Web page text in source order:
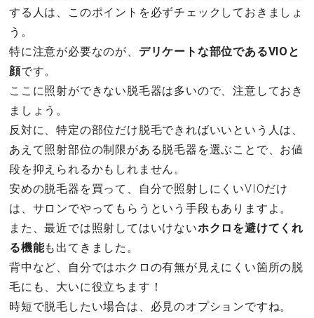
する人は、このポイントを必ずチェックしておきましょ
う。
特に注意が必要なのが、 デリケートな部位であるVIOと
顔です。
ここに照射ができない脱毛器は多いので、注意しておき
ましょう。
反対に、特定の部位だけ脱毛できればいいという人は、
あえて照射部位の制限がある脱毛器を選ぶことで、お値
段を抑えられるかもしれません。
安めの脱毛器を買って、自分で照射しにくいVIOだけ
は、サロンでやってもらうという手段もありますよ。
また、最近では照射してはいけないホクロを避けてくれ
る機能も出てきました。
背中など、自分ではホクロの有無が見えにくい箇所の脱
毛にも、大いに役立ちます！
時短で脱毛したい場合は、必見のオプションですね。